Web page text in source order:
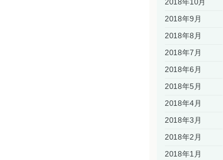
2018年10月
2018年9月
2018年8月
2018年7月
2018年6月
2018年5月
2018年4月
2018年3月
2018年2月
2018年1月